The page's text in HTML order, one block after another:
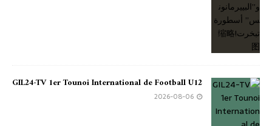
GIL24-TV 1er Tounoi International de Football U12
2026-08-06